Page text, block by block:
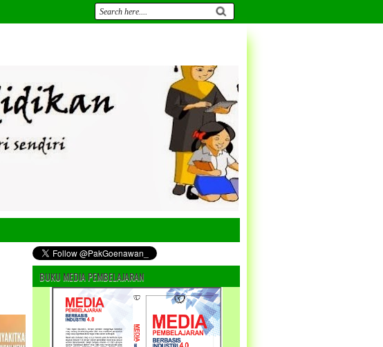
BUKU MEDIA PEMBELAJARAN